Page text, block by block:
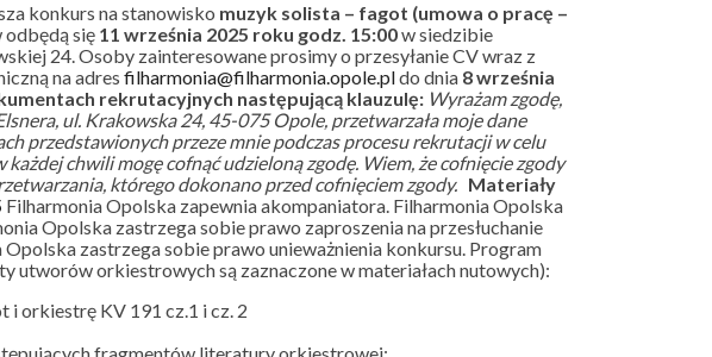
konkurs na stanowisko muzyk solista – fagot (umowa o pracę –
odbędą się 11 września 2025 roku godz. 15:00w siedzibie
24. Osoby zainteresowane prosimy o przesyłanie CV wraz z
na adres filharmonia@filharmonia.opole.pldo dnia 8 września
rekrutacyjnych następującą klauzulę: Wyrażam zgodę,
ul. Krakowska 24, 45-075 Opole, przetwarzała moje dane
przedstawionych przeze mnie podczas procesu rekrutacji w celu
chwili mogę cofnąć udzieloną zgodę. Wiem, że cofnięcie zgody
którego dokonano przed cofnięciem zgody. Materiały
Filharmonia Opolska zapewnia akompaniatora. Filharmonia Opolska
Opolska zastrzega sobie prawo zaproszenia na przesłuchanie
zastrzega sobie prawo unieważnienia konkursu. Program
utworów orkiestrowych są zaznaczone w materiałach nutowych):
i orkiestrę KV 191 cz.1 i cz. 2